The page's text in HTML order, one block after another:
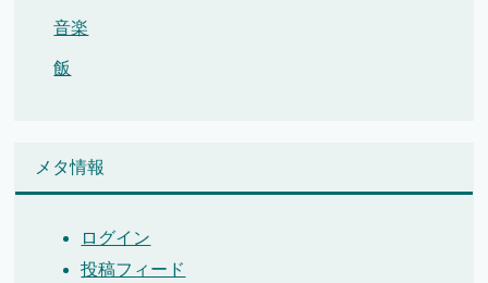
音楽
飯
メタ情報
ログイン
投稿フィード